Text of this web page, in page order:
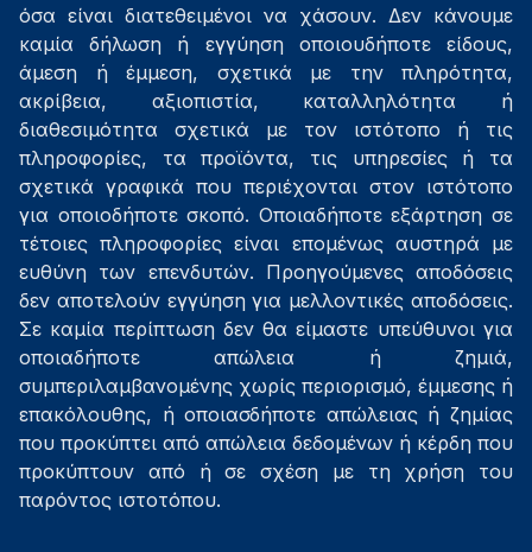
όσα είναι διατεθειμένοι να χάσουν. Δεν κάνουμε
καμία δήλωση ή εγγύηση οποιουδήποτε είδους,
άμεση ή έμμεση, σχετικά με την πληρότητα,
ακρίβεια, αξιοπιστία, καταλληλότητα ή
διαθεσιμότητα σχετικά με τον ιστότοπο ή τις
πληροφορίες, τα προϊόντα, τις υπηρεσίες ή τα
σχετικά γραφικά που περιέχονται στον ιστότοπο
για οποιοδήποτε σκοπό. Οποιαδήποτε εξάρτηση σε
τέτοιες πληροφορίες είναι επομένως αυστηρά με
ευθύνη των επενδυτών. Προηγούμενες αποδόσεις
δεν αποτελούν εγγύηση για μελλοντικές αποδόσεις.
Σε καμία περίπτωση δεν θα είμαστε υπεύθυνοι για
οποιαδήποτε απώλεια ή ζημιά,
συμπεριλαμβανομένης χωρίς περιορισμό, έμμεσης ή
επακόλουθης, ή οποιασδήποτε απώλειας ή ζημίας
που προκύπτει από απώλεια δεδομένων ή κέρδη που
προκύπτουν από ή σε σχέση με τη χρήση του
παρόντος ιστοτόπου.